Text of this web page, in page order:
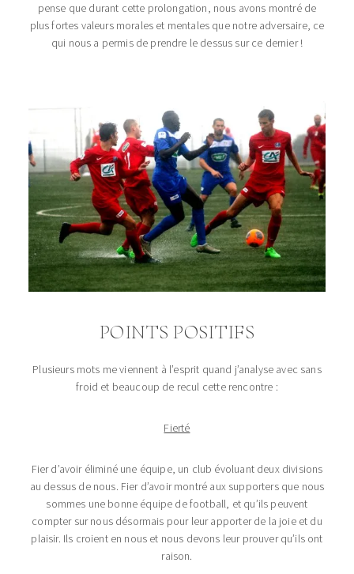
pense que durant cette prolongation, nous avons montré de
plus fortes valeurs morales et mentales que notre adversaire, ce
qui nous a permis de prendre le dessus sur ce dernier !
POINTS POSITIFS
Plusieurs mots me viennent à l’esprit quand j’analyse avec sans
froid et beaucoup de recul cette rencontre :
Fierté
Fier d’avoir éliminé une équipe, un club évoluant deux divisions
au dessus de nous. Fier d’avoir montré aux supporters que nous
sommes une bonne équipe de football, et qu’ils peuvent
compter sur nous désormais pour leur apporter de la joie et du
plaisir. Ils croient en nous et nous devons leur prouver qu’ils ont
raison.